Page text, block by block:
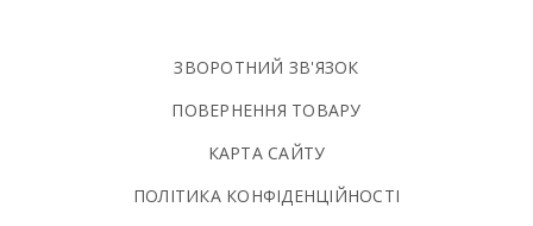
ЗВОРОТНИЙ ЗВ'ЯЗОК
ПОВЕРНЕННЯ ТОВАРУ
КАРТА САЙТУ
ПОЛIТИКА КОНФIДЕНЦIЙНОСТI